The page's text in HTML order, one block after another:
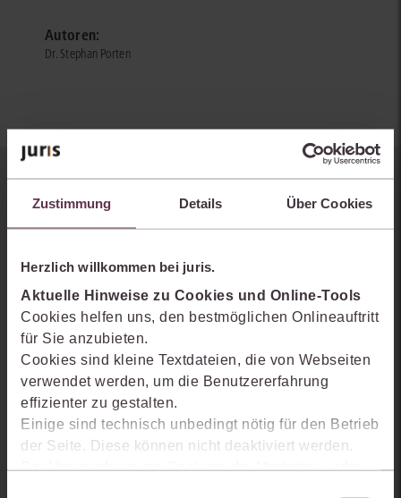
Zustimmung Details Über Cookies
Herzlich willkommen bei juris.
Aktuelle Hinweise zu Cookies und Online-Tools
Cookies helfen uns, den bestmöglichen Onlineauftritt
für Sie anzubieten.
Cookies sind kleine Textdateien, die von Webseiten
verwendet werden, um die Benutzererfahrung
effizienter zu gestalten.
Einige sind technisch unbedingt nötig für den Betrieb
der Seite. Diese können nicht deaktiviert werden.
Der Verwendung von Cookies, die Marketing- oder
Autoren:
Dr. Stephan Porten
Sie kennen juris noch nicht?
Erhalten Sie einen Einblick, wie juris das Rechts- und
Möglichkeiten Ihnen das juris Portal bietet und wie mit juris Ihre
Arbeitsprozesse einfacher und effizienter werden.